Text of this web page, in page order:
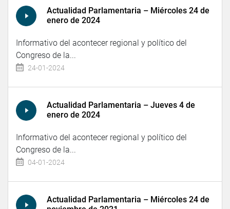
Actualidad Parlamentaria – Miércoles 24 de
enero de 2024
Informativo del acontecer regional y político del
Congreso de la...
24-01-2024
Actualidad Parlamentaria – Jueves 4 de
enero de 2024
Informativo del acontecer regional y político del
Congreso de la...
04-01-2024
Actualidad Parlamentaria – Miércoles 24 de